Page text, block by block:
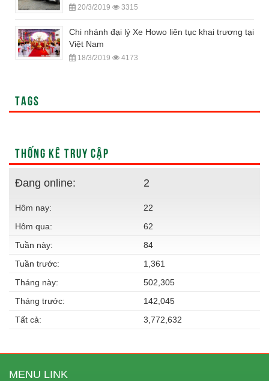
20/3/2019 3315
Chi nhánh đại lý Xe Howo liên tục khai trương tại
Việt Nam
18/3/2019 4173
TAGS
THỐNG KÊ TRUY CẬP
Đang online: 2
Hôm nay:
22
Hôm qua:
62
Tuần này:
84
Tuần trước:
1,361
Tháng này:
502,305
Tháng trước:
142,045
Tất cả:
3,772,632
MENU LINK